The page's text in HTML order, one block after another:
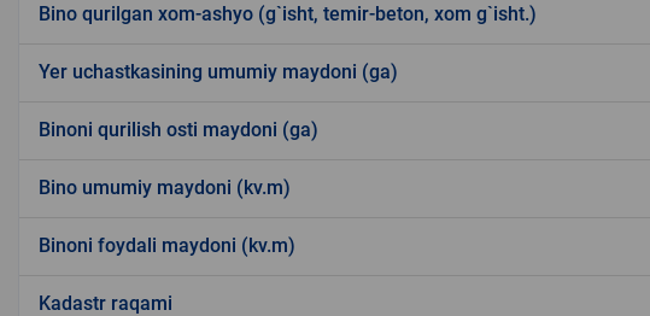
Bino qurilgan xom-ashyo (g`isht, temir-beton, xom g`isht.)
Yer uchastkasining umumiy maydoni (ga)
Binoni qurilish osti maydoni (ga)
Bino umumiy maydoni (kv.m)
Binoni foydali maydoni (kv.m)
Kadastr raqami